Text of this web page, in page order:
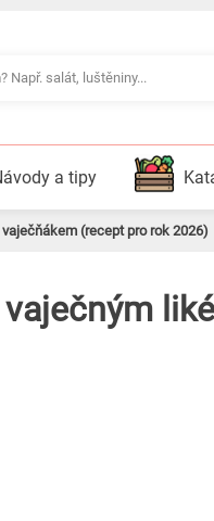
a tipy
(recept pro rok 2026)